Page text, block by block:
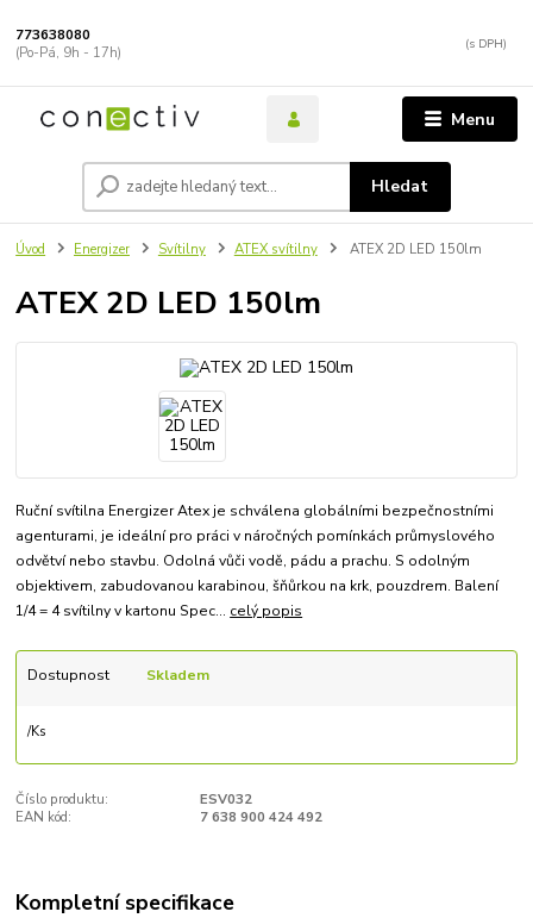
Menu
Hledat
773638080
(Po-Pá, 9h - 17h)
Úvod Energizer Svítilny ATEX svítilny ATEX 2D LED 150lm
ATEX 2D LED 150lm
Ruční svítilna Energizer Atex je schválena globálními bezpečnostními
agenturami, je ideální pro práci v náročných pomínkách průmyslového
odvětví nebo stavbu. Odolná vůči vodě, pádu a prachu. S odolným
objektivem, zabudovanou karabinou, šňůrkou na krk, pouzdrem. Balení
1/4 = 4 svítilny v kartonu Spec... celý popis
Dostupnost Skladem
/Ks
Číslo produktu:
ESV032
EAN kód:
7 638 900 424 492
Kompletní specifikace